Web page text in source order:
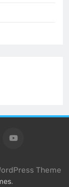
Theme
.